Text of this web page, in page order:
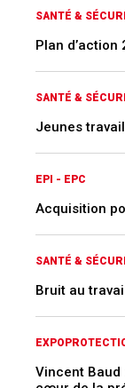
SANTÉ &
Plan d’action
SANTÉ &
Jeunes
EPI - EPC
Acquisition
SANTÉ &
Bruit au
Vincent